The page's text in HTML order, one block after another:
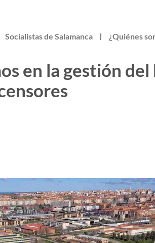
Socialistas de Salamanca ¿Quiénes
en la gestión